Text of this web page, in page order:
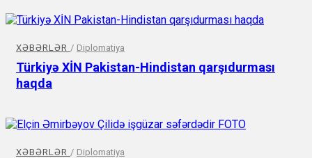
XƏBƏRLƏR / Diplomatiya
Türkiyə XİN Pakistan-Hindistan qarşıdurması
haqda
XƏBƏRLƏR / Diplomatiya